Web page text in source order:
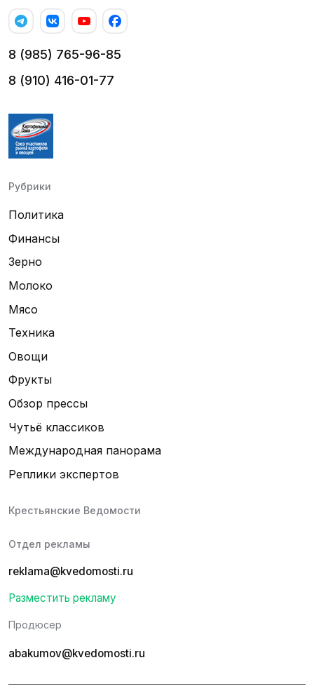
8 (985) 765-96-85
8 (910) 416-01-77
Рубрики
Политика
Финансы
Зерно
Молоко
Мясо
Техника
Овощи
Фрукты
Обзор прессы
Чутьё классиков
Международная панорама
Реплики экспертов
Крестьянские Ведомости
Отдел рекламы
reklama@kvedomosti.ru
Разместить рекламу
Продюсер
abakumov@kvedomosti.ru